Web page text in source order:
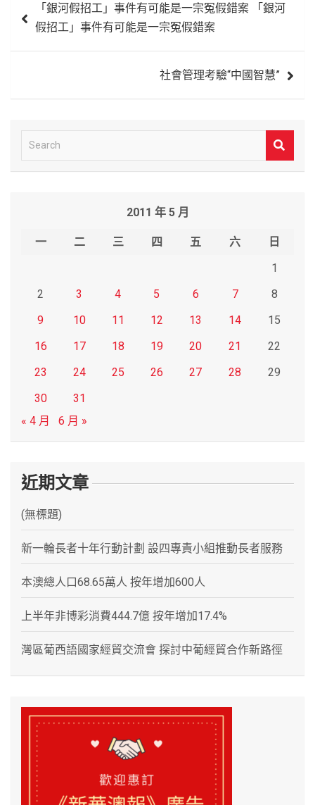
章
「銀河假招工」事件有可能是一宗冤假錯案 「銀河
假招工」事件有可能是一宗冤假錯案
社會管理考驗“中國智慧”
e
2011 年 5 月
一 二 三 四 五 六
日
1
2
3 4 5 6 7
8
9
10 11 12 13 14
15
16
17 18 19 20 21
22
23
24 25 26 27 28
29
30
31
« 4 月
6 月 »
近期文章
(無標題)
新一輪長者十年行動計劃 設四專責小組推動長者服務
本澳總人口68.65萬人 按年增加600人
上半年非博彩消費444.7億 按年增加17.4%
灣區葡西語國家經貿交流會 探討中葡經貿合作新路徑